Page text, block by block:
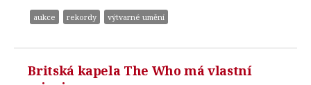
aukce rekordy výtvarné umění
Britská kapela The Who má vlastní